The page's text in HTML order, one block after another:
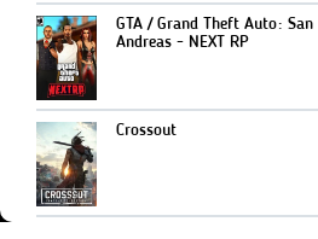
GTA / Grand Theft Auto: San
Andreas - NEXT RP
Crossout